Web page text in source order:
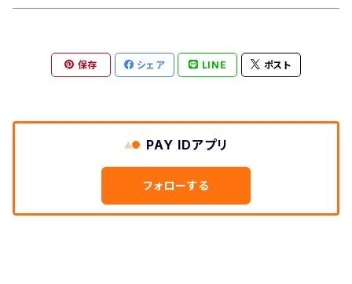
組み立てキット
プリント基板
保存 シェア LINE ポスト
PAY IDアプリ
フォローする